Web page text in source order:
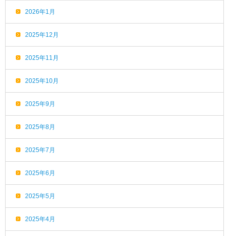
2026年1月
2025年12月
2025年11月
2025年10月
2025年9月
2025年8月
2025年7月
2025年6月
2025年5月
2025年4月